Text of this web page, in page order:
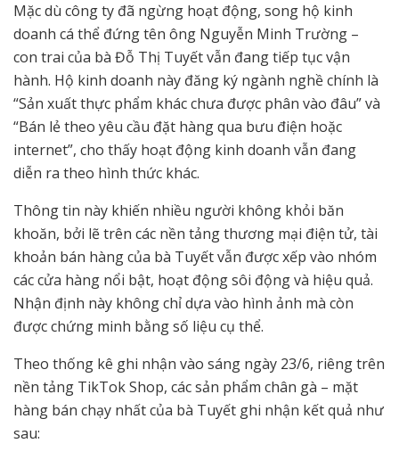
Mặc dù công ty đã ngừng hoạt động, song hộ kinh
doanh cá thể đứng tên ông Nguyễn Minh Trường –
con trai của bà Đỗ Thị Tuyết vẫn đang tiếp tục vận
hành. Hộ kinh doanh này đăng ký ngành nghề chính là
“Sản xuất thực phẩm khác chưa được phân vào đâu” và
“Bán lẻ theo yêu cầu đặt hàng qua bưu điện hoặc
internet”, cho thấy hoạt động kinh doanh vẫn đang
diễn ra theo hình thức khác.
Thông tin này khiến nhiều người không khỏi băn
khoăn, bởi lẽ trên các nền tảng thương mại điện tử, tài
khoản bán hàng của bà Tuyết vẫn được xếp vào nhóm
các cửa hàng nổi bật, hoạt động sôi động và hiệu quả.
Nhận định này không chỉ dựa vào hình ảnh mà còn
được chứng minh bằng số liệu cụ thể.
Theo thống kê ghi nhận vào sáng ngày 23/6, riêng trên
nền tảng TikTok Shop, các sản phẩm chân gà – mặt
hàng bán chạy nhất của bà Tuyết ghi nhận kết quả như
sau: